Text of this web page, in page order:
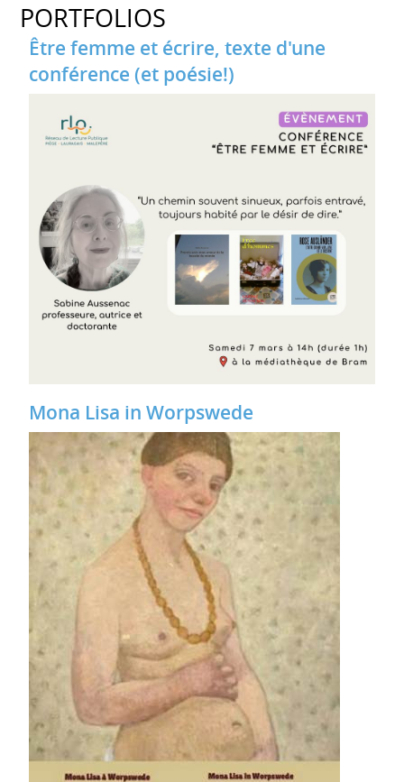
PORTFOLIOS
Être femme et écrire, texte d'une
conférence (et poésie!)
Mona Lisa in Worpswede